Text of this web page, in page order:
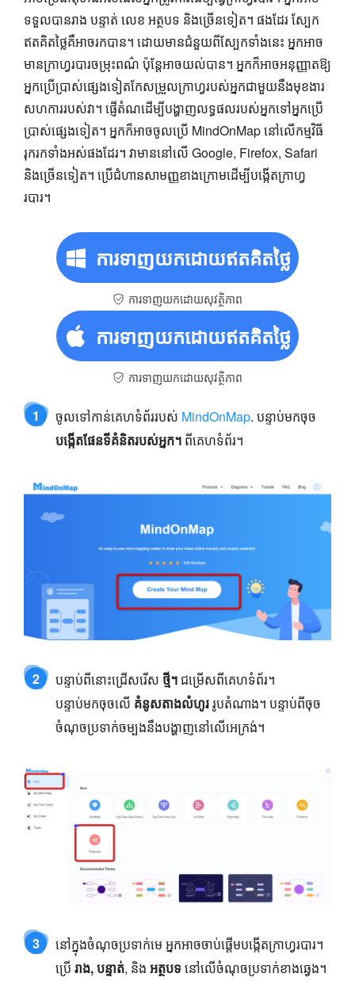
ទទួលបានរាង បន្ទាត់ លេខ អត្ថបទ និងច្រើនទៀត។ ផងដែរ ស្បែក
ឥតគិតថ្លៃគឺអាចរកបាន។ ដោយមានជំនួយពីស្បែកទាំងនេះ អ្នកអាច
មានក្រាហ្វរបារចម្រុះពណ៌ ប៉ុន្តែអាចយល់បាន។ អ្នកក៏អាចអនុញ្ញាតឱ្យ
អ្នកប្រើប្រាស់ផ្សេងទៀតកែសម្រួលក្រាហ្វរបស់អ្នកជាមួយនឹងមុខងារ
សហការរបស់វា។ ផ្ញើតំណដើម្បីបង្ហាញលទ្ធផលរបស់អ្នកទៅអ្នកប្រើ
ប្រាស់ផ្សេងទៀត។ អ្នកក៏អាចចូលប្រើ MindOnMap នៅលើកម្មវិធី
រុករកទាំងអស់ផងដែរ។ វាមាននៅលើ Google, Firefox, Safari
និងច្រើនទៀត។ ប្រើជំហានសាមញ្ញខាងក្រោមដើម្បីបង្កើតក្រាហ្វ
របារ។
ការ​ទាញ​យក​ដោយ​ឥត​គិត​ថ្លៃ
ការទាញយកដោយសុវត្ថិភាព
ការ​ទាញ​យក​ដោយ​ឥត​គិត​ថ្លៃ
ការទាញយកដោយសុវត្ថិភាព
1 ចូលទៅកាន់គេហទំព័ររបស់ MindOnMap. បន្ទាប់មកចុច
បង្កើតផែនទីគំនិតរបស់អ្នក។ ពីគេហទំព័រ។
2 បន្ទាប់ពីនោះជ្រើសរើស ថ្មី។ ជម្រើសពីគេហទំព័រ។
បន្ទាប់មកចុចលើ គំនូសតាងលំហូររូបតំណាង។ បន្ទាប់ពីចុច
ចំណុចប្រទាក់ចម្បងនឹងបង្ហាញនៅលើអេក្រង់។
3
នៅក្នុងចំណុចប្រទាក់មេ អ្នកអាចចាប់ផ្តើមបង្កើតក្រាហ្វរបារ។
ប្រើ រាង, បន្ទាត់, និង អត្ថបទ នៅលើចំណុចប្រទាក់ខាងឆ្វេង។